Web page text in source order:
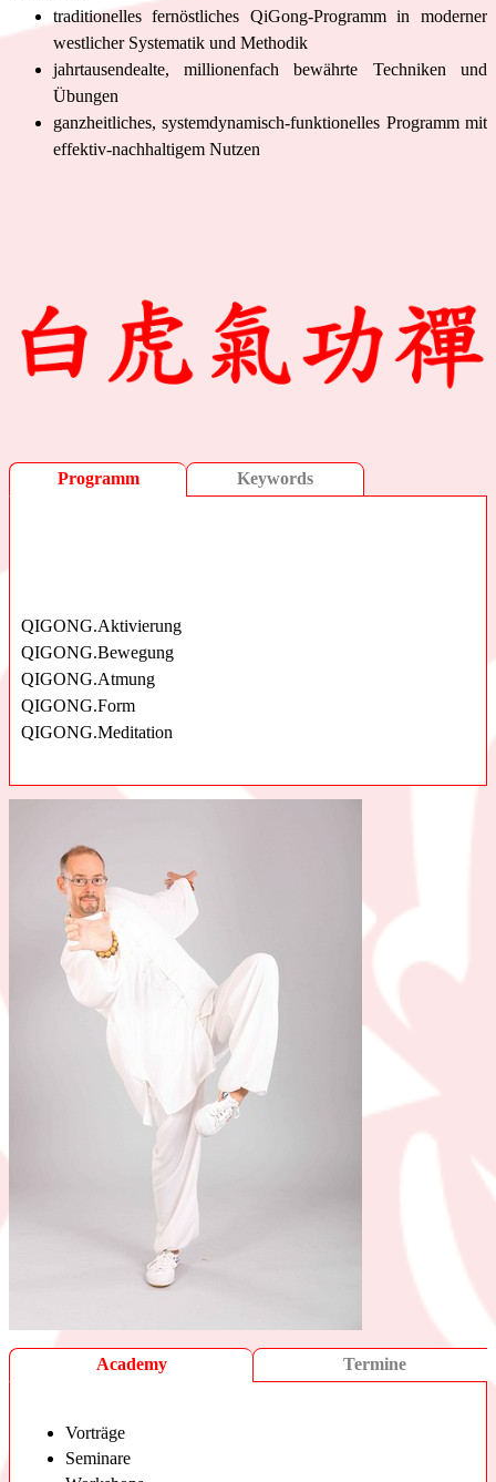
traditionelles fernöstliches QiGong-Programm in moderner
westlicher Systematik und Methodik
jahrtausendealte, millionenfach bewährte Techniken und
Übungen
ganzheitliches, systemdynamisch-funktionelles Programm mit
effektiv-nachhaltigem Nutzen
Programm Keywords
QIGONG.Aktivierung
QIGONG.Bewegung
QIGONG.Atmung
QIGONG.Form
QIGONG.Meditation
Wieder zu Atem kommen.
Einen langen Atem haben.
Befreit aufatmen.
Sich wohl in seiner Haut fühlen.
Altes loslassen.
Academy Termine
Vorträge
Seminare
Anfrage